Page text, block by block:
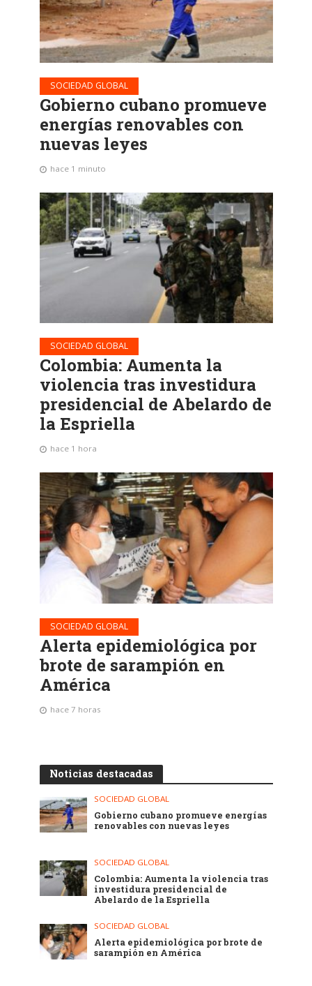
SOCIEDAD GLOBAL
Gobierno cubano promueve
energías renovables con
nuevas leyes
hace 1 minuto
SOCIEDAD GLOBAL
Colombia: Aumenta la
violencia tras investidura
presidencial de Abelardo de
la Espriella
hace 1 hora
SOCIEDAD GLOBAL
Alerta epidemiológica por
brote de sarampión en
América
hace 7 horas
Noticias destacadas
SOCIEDAD GLOBAL
Gobierno cubano promueve energías
renovables con nuevas leyes
SOCIEDAD GLOBAL
Colombia: Aumenta la violencia tras
investidura presidencial de
Abelardo de la Espriella
SOCIEDAD GLOBAL
Alerta epidemiológica por brote de
sarampión en América